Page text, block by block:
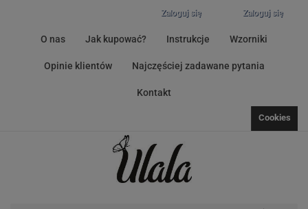
Zaloguj się
Zaloguj się
O nas Jak kupować? Instrukcje Wzorniki
Opinie klientów Najczęściej zadawane pytania
Kontakt
Cookies